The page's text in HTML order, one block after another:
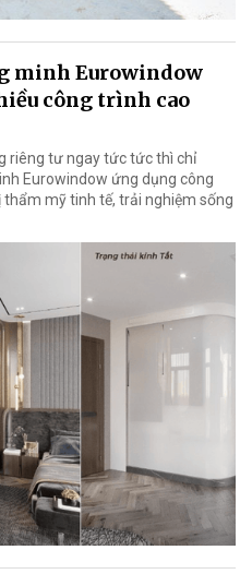
minh Eurowindow
công trình cao
riêng tư ngay tức tức thì chỉ
Eurowindow ứng dụng công
mỹ tinh tế, trải nghiệm sống